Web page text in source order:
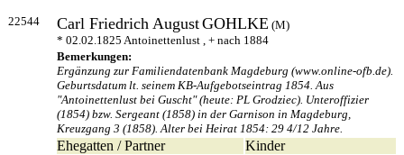
22544 Carl Friedrich AugustGOHLKE (M)
* 02.02.1825 Antoinettenlust , + nach 1884
Bemerkungen:
Ergänzung zur Familiendatenbank Magdeburg (www.online-ofb.de).
Geburtsdatum lt. seinem KB-Aufgebotseintrag 1854. Aus
"Antoinettenlust bei Guscht" (heute: PL Grodziec). Unteroffizier
(1854) bzw. Sergeant (1858) in der Garnison in Magdeburg,
Kreuzgang 3 (1858). Alter bei Heirat 1854: 29 4/12 Jahre.
Ehegatten / Partner Kinder